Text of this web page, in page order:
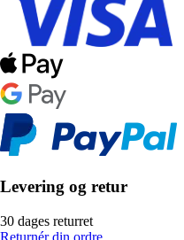
Levering og retur
30 dages returret
Returnér din ordre